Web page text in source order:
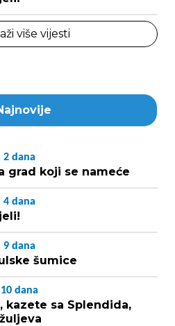
više vijesti
2 dana
grad koji se nameće
4 dana
9 dana
šumice
10 dana
kazete sa Splendida,